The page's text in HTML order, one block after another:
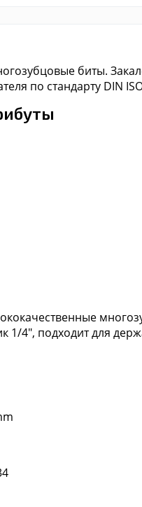
биты.
по стандарту DIN
1/4", подходит для